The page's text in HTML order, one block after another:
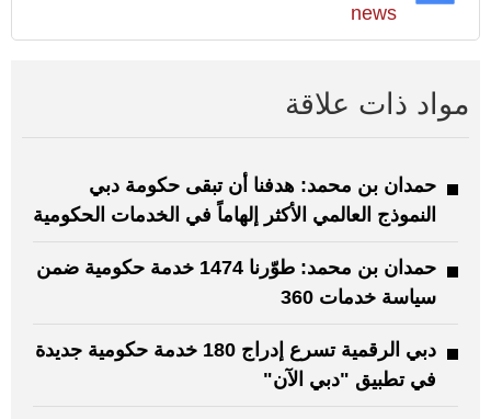
news
مواد ذات علاقة
حمدان بن محمد: هدفنا أن تبقى حكومة دبي
النموذج العالمي الأكثر إلهاماً في الخدمات الحكومية
حمدان بن محمد: طوّرنا 1474 خدمة حكومية ضمن
سياسة خدمات 360
دبي الرقمية تسرع إدراج 180 خدمة حكومية جديدة
في تطبيق "دبي الآن"